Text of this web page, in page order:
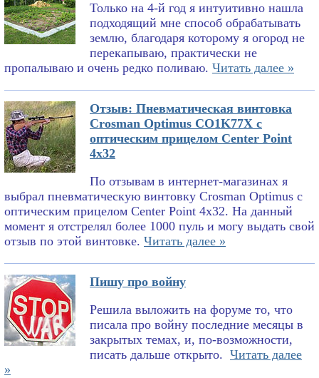
Только на 4-й год я интуитивно нашла
подходящий мне способ обрабатывать
землю, благодаря которому я огород не
перекапываю, практически не
пропалываю и очень редко поливаю. Читать далее »
Отзыв: Пневматическая винтовка
Crosman Optimus CO1K77X с
оптическим прицелом Center Point
4x32
По отзывам в интернет-магазинах я
выбрал пневматическую винтовку Crosman Optimus с
оптическим прицелом Center Point 4x32. На данный
момент я отстрелял более 1000 пуль и могу выдать свой
отзыв по этой винтовке. Читать далее »
Пишу про войну
Решила выложить на форуме то, что
писала про войну последние месяцы в
закрытых темах, и, по-возможности,
писать дальше открыто. Читать далее
»